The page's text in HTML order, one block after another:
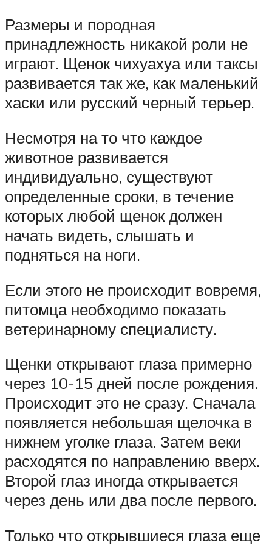
Размеры и породная
принадлежность никакой роли не
играют. Щенок чихуахуа или таксы
развивается так же, как маленький
хаски или русский черный терьер.
Несмотря на то что каждое
животное развивается
индивидуально, существуют
определенные сроки, в течение
которых любой щенок должен
начать видеть, слышать и
подняться на ноги.
Если этого не происходит вовремя,
питомца необходимо показать
ветеринарному специалисту.
Щенки открывают глаза примерно
через 10-15 дней после рождения.
Происходит это не сразу. Сначала
появляется небольшая щелочка в
нижнем уголке глаза. Затем веки
расходятся по направлению вверх.
Второй глаз иногда открывается
через день или два после первого.
Только что открывшиеся глаза еще